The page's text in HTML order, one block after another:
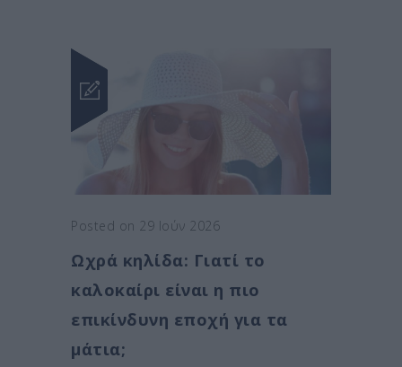
Posted on 29 Ιούν 2026
Ωχρά κηλίδα: Γιατί το
καλοκαίρι είναι η πιο
επικίνδυνη εποχή για τα
μάτια;